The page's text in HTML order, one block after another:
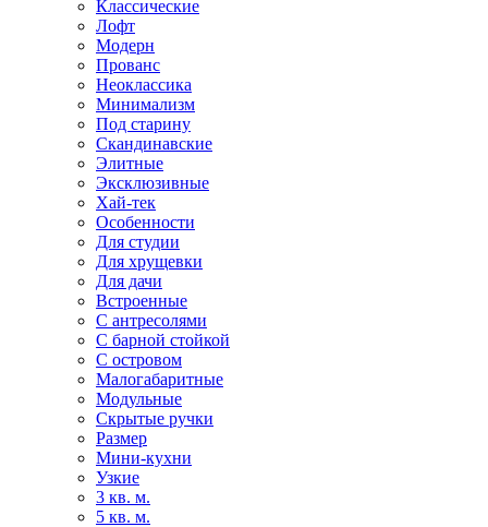
Классические
Лофт
Модерн
Прованс
Неоклассика
Минимализм
Под старину
Скандинавские
Элитные
Эксклюзивные
Хай-тек
Особенности
Для студии
Для хрущевки
Для дачи
Встроенные
С антресолями
С барной стойкой
С островом
Малогабаритные
Модульные
Скрытые ручки
Размер
Мини-кухни
Узкие
3 кв. м.
5 кв. м.